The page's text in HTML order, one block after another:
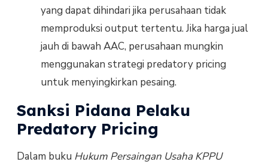
yang dapat dihindari jika perusahaan tidak
memproduksi output tertentu. Jika harga jual
jauh di bawah AAC, perusahaan mungkin
menggunakan strategi predatory pricing
untuk menyingkirkan pesaing.
Sanksi Pidana Pelaku
Predatory Pricing
Dalam buku Hukum Persaingan Usaha KPPU